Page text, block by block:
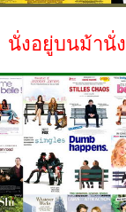
นั่งอยู่บนม้านั่ง